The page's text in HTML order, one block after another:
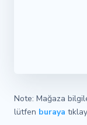
Note: Mağaza
lütfen buraya